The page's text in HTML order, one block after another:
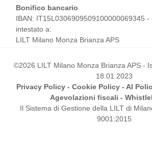
Bonifico bancario
IBAN: IT15L0306909509100000069345 -
intestato a:
LILT Milano Monza Brianza APS
©2026 LILT Milano Monza Brianza APS -
18.01.2023
Privacy Policy - Cookie Policy - AI
Agevolazioni fiscali -
Il Sistema di Gestione della LILT di
9001:2015